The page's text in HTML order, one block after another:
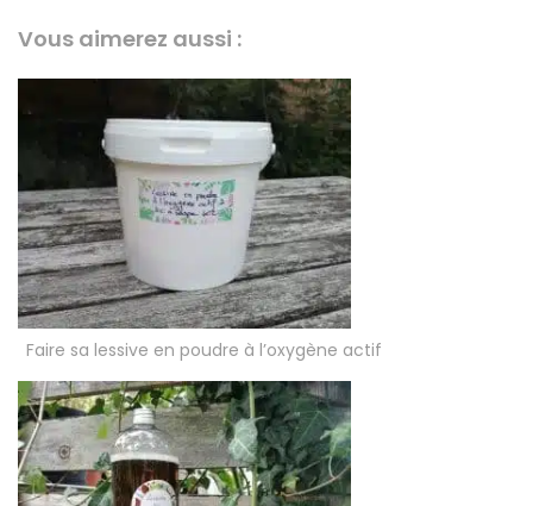
c
e
o
o
k
itt
er
er
e
st
k
e
dI
n
l a
g
er
Vous aimerez aussi :
Faire sa lessive en poudre à l’oxygène actif